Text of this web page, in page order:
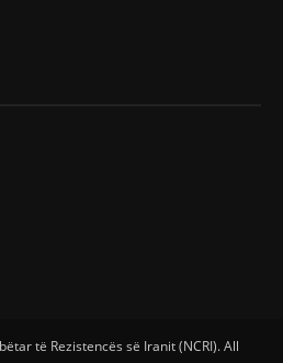
të Rezistencës së Iranit (NCRI). All